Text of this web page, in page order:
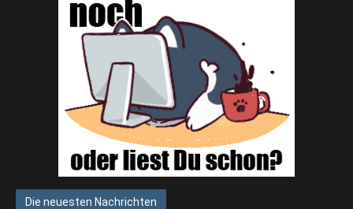
Die neuesten Nachrichten